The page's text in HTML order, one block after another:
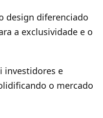
design diferenciado
a exclusividade e o
investidores e
o mercado